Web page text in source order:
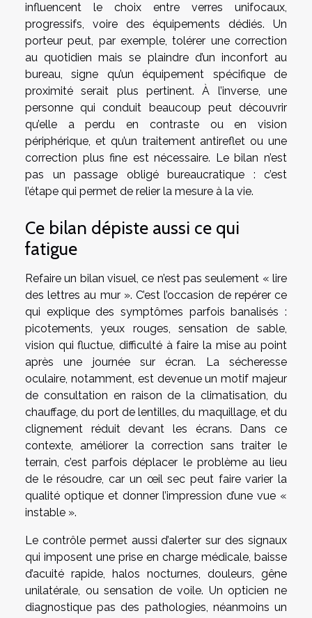
influencent le choix entre verres unifocaux,
progressifs, voire des équipements dédiés. Un
porteur peut, par exemple, tolérer une correction
au quotidien mais se plaindre d’un inconfort au
bureau, signe qu’un équipement spécifique de
proximité serait plus pertinent. À l’inverse, une
personne qui conduit beaucoup peut découvrir
qu’elle a perdu en contraste ou en vision
périphérique, et qu’un traitement antireflet ou une
correction plus fine est nécessaire. Le bilan n’est
pas un passage obligé bureaucratique : c’est
l’étape qui permet de relier la mesure à la vie.
Ce bilan dépiste aussi ce qui
fatigue
Refaire un bilan visuel, ce n’est pas seulement « lire
des lettres au mur ». C’est l’occasion de repérer ce
qui explique des symptômes parfois banalisés :
picotements, yeux rouges, sensation de sable,
vision qui fluctue, difficulté à faire la mise au point
après une journée sur écran. La sécheresse
oculaire, notamment, est devenue un motif majeur
de consultation en raison de la climatisation, du
chauffage, du port de lentilles, du maquillage, et du
clignement réduit devant les écrans. Dans ce
contexte, améliorer la correction sans traiter le
terrain, c’est parfois déplacer le problème au lieu
de le résoudre, car un œil sec peut faire varier la
qualité optique et donner l’impression d’une vue «
instable ».
Le contrôle permet aussi d’alerter sur des signaux
qui imposent une prise en charge médicale, baisse
d’acuité rapide, halos nocturnes, douleurs, gêne
unilatérale, ou sensation de voile. Un opticien ne
diagnostique pas des pathologies, néanmoins un